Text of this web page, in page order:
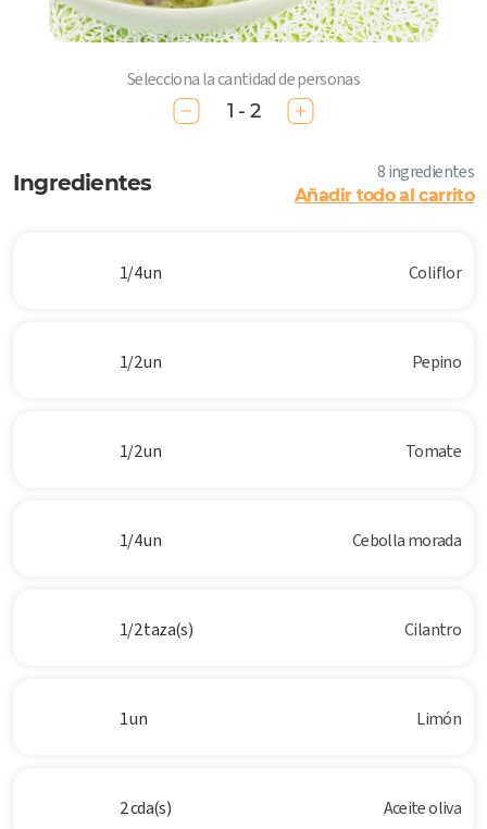
Selecciona la cantidad de personas
1 - 2
Ingredientes 8 ingredientes
Añadir todo al carrito
1/4 un Coliflor
1/2 un Pepino
1/2 un Tomate
1/4 un Cebolla morada
1/2 taza(s) Cilantro
1 un Limón
2 cda(s) Aceite oliva